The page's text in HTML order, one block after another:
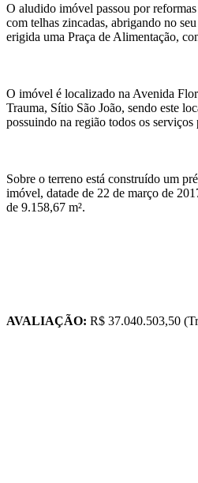
O aludido imóvel passou por
com telhas zincadas, abrigando no
erigida uma Praça de Alimentação,
O imóvel é localizado na Avenida
Trauma, Sítio São João, sendo este
possuindo na região todos os serviços
Sobre o terreno está construído um
imóvel, datade de 22 de março de
de 9.158,67 m².
AVALIAÇÃO: R$ 37.040.503,50